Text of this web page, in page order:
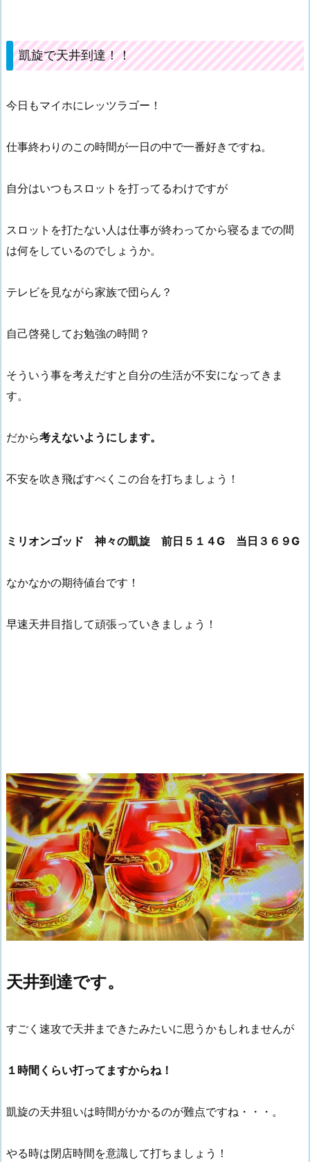
凱旋で天井到達！！
今日もマイホにレッツラゴー！
仕事終わりのこの時間が一日の中で一番好きですね。
自分はいつもスロットを打ってるわけですが
スロットを打たない人は仕事が終わってから寝るまでの間
は何をしているのでしょうか。
テレビを見ながら家族で団らん？
自己啓発してお勉強の時間？
そういう事を考えだすと自分の生活が不安になってきま
す。
だから考えないようにします。
不安を吹き飛ばすべくこの台を打ちましょう！
ミリオンゴッド 神々の凱旋 前日５１４G 当日３６９G
なかなかの期待値台です！
早速天井目指して頑張っていきましょう！
天井到達です。
すごく速攻で天井まできたみたいに思うかもしれませんが
１時間くらい打ってますからね！
凱旋の天井狙いは時間がかかるのが難点ですね・・・。
やる時は閉店時間を意識して打ちましょう！